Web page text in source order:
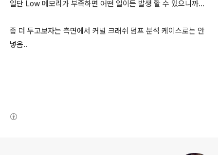
일단 Low 메모리가 부족하면 어떤 일이든 발생 할 수 있으니까...
좀 더 두고보자는 측면에서 커널 크래쉬 덤프 분석 케이스로는 안
넣음..